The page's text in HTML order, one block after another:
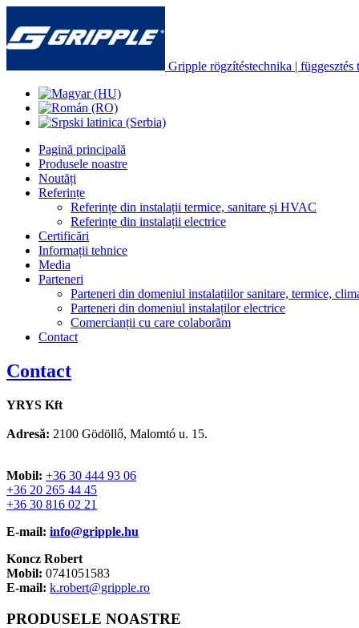
Gripple rögzítéstechnika |
Pagină principală
Produsele noastre
Noutăți
Referințe
Referințe din instalații termice, sanitare și HVAC
Referințe din instalații electrice
Certificări
Informații tehnice
Media
Parteneri
Parteneri din domeniul instalațiilor sanitare, termice,
Parteneri din domeniul instalaților electrice
Comercianții cu care colaborăm
Contact
Contact
YRYS Kft
Adresă: 2100 Gödöllő, Malomtó u. 15.
Mobil: +36 30 444 93 06
+36 20 265 44 45
+36 30 816 02 21
E-mail: info@gripple.hu
Koncz Robert
Mobil: 0741051583
E-mail: k.robert@gripple.ro
PRODUSELE NOASTRE